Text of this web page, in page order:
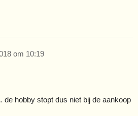
om 10:19
hobby stopt dus niet bij de aankoop